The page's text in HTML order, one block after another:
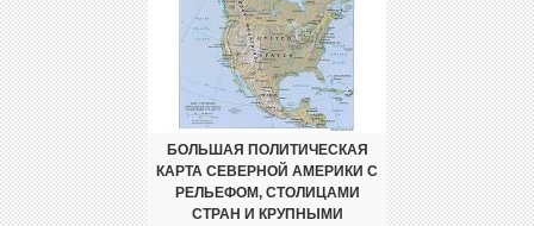
БОЛЬШАЯ ПОЛИТИЧЕСКАЯ
КАРТА СЕВЕРНОЙ АМЕРИКИ С
РЕЛЬЕФОМ, СТОЛИЦАМИ
СТРАН И КРУПНЫМИ